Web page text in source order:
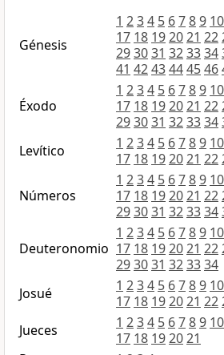
Génesis
1 234 5 6789 10
17 18 192021 22
293031 323334
41 4243444546
Éxodo
1 234 5 6789 10
17 18 192021 22
293031 323334
Levítico
1 234 5 6789 10
17 18 192021 22
Números
1 234 5 6789 10
17 18 192021 22
293031 323334
Deuteronomio
1 234 5 6789 10
17 18 192021 22
293031 323334
Josué
1 234 5 6789 10
17 18 192021 22
Jueces
1 234 5 6789 10
17 18 192021